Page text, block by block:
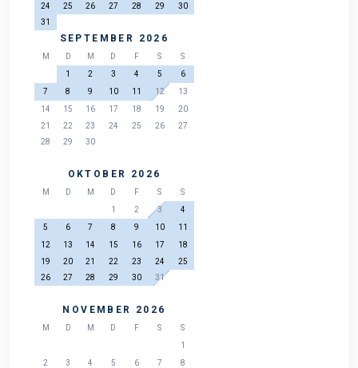
24
25 26 27 28 29
30
31
SEPTEMBER 2026
M D M D F S
S
1
2 3 4 5
6
7
8 9 10 11 12
13
14
15 16 17 18 19
20
21
22 23 24 25 26
27
28
29 30
OKTOBER 2026
M D M D F S
S
1
2 3
4
5
6 7 8 9 10
11
12
13 14 15 16 17
18
19
20 21 22 23 24
25
26
27 28 29 30 31
NOVEMBER 2026
M D M D F S
S
1
2
3 4 5 6 7
8